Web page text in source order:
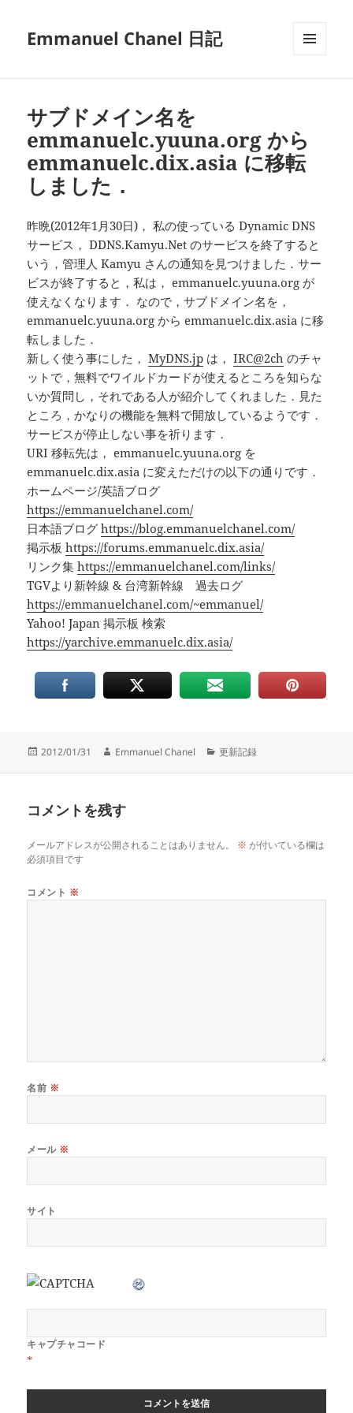
Emmanuel Chanel 日記
サブドメイン名を
emmanuelc.yuuna.org から
emmanuelc.dix.asia に移転
しました．
昨晩(2012年1月30日)， 私の使っている Dynamic DNS
サービス， DDNS.Kamyu.Net のサービスを終了すると
いう，管理人 Kamyu さんの通知を見つけました．サー
ビスが終了すると，私は， emmanuelc.yuuna.org が
使えなくなります． なので，サブドメイン名を，
emmanuelc.yuuna.org から emmanuelc.dix.asia に移
転しました．
新しく使う事にした，MyDNS.jp は，IRC@2ch のチャ
ットで，無料でワイルドカードが使えるところを知らな
いか質問し，それである人が紹介してくれました．見た
ところ，かなりの機能を無料で開放しているようです．
サービスが停止しない事を祈ります．
URI 移転先は， emmanuelc.yuuna.org を
emmanuelc.dix.asia に変えただけの以下の通りです．
ホームページ/英語ブログ
https://emmanuelchanel.com/
日本語ブログhttps://blog.emmanuelchanel.com/
掲示板https://forums.emmanuelc.dix.asia/
リンク集https://emmanuelchanel.com/links/
TGVより新幹線 & 台湾新幹線 過去ログ
https://emmanuelchanel.com/~emmanuel/
Yahoo! Japan 掲示板 検索
https://yarchive.emmanuelc.dix.asia/
投
2012/01/31
作
Emmanuel Chanel
カ
更新記録
コメントを残す
メールアドレスが公開されることはありません。 ※ が付いている欄は
必須項目です
コメント ※
名前 ※
メール ※
サイト
キャプチャコード
*